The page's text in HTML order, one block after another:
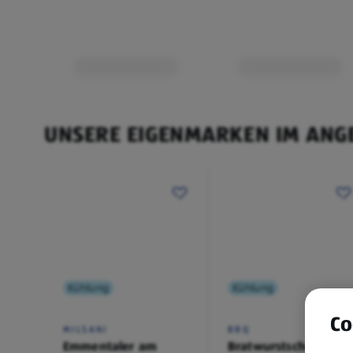
UNSERE EIGENMARKEN IM
Kühlung
MILSANI
Emmentaler am
Kühlung
BBQ
Bratwurstschnecke